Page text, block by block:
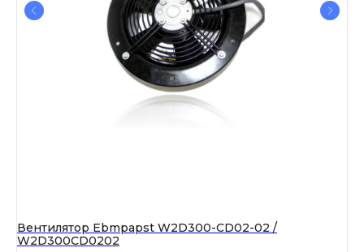
Вентилятор Ebmpapst W2D300-CD02-02 /
W2D300CD0202